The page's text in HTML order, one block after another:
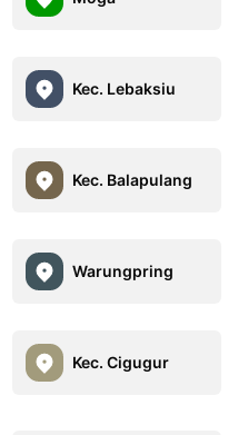
Kec. Lebaksiu
Kec. Balapulang
Warungpring
Kec. Cigugur